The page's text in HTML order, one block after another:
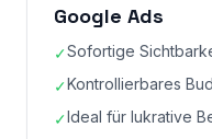
Google Ads
✓Sofortige
✓Kontrollierbares
✓Ideal für lukrative